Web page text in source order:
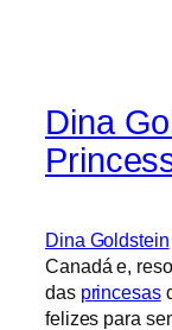
Dina
Dina Goldstein
Canadá e,
das princesas
felizes para